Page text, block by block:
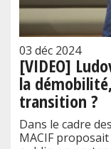
03 déc 2024
[VIDEO]
la
transition ?
Dans le cadre
MACIF